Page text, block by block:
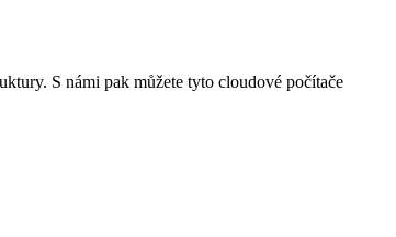
S námi pak můžete tyto cloudové počítače